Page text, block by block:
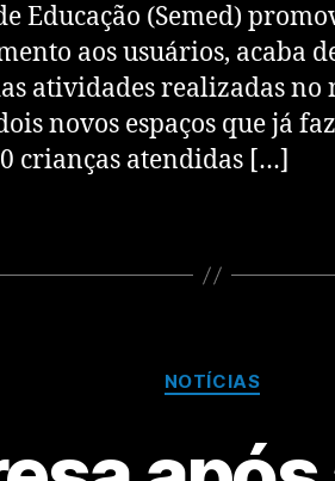
Educação (Semed)
aos usuários, acaba
atividades realizadas no
novos espaços que já
crianças atendidas […]
NOTÍCIAS